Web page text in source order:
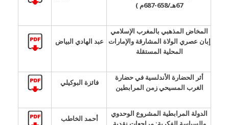
67هـ/658-687م )
عبد الهادي البياض
المخاض المذهبي بالمغرب الإسلامي
إبان عصري الولاة المشارقة والإمارات
المحلية المستقلة
فائزة البوكيلي
أثر الحضارة الأندلسية في حضارة
الغرب المسيحي زمن المرابطين
أحمد الخاطب
الدولة المرابطية المشروع الوحدوي